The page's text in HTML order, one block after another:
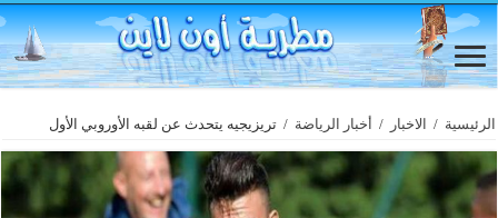
الرئيسية / الاخبار / أخبار الرياضة / تريزيجيه يتحدث عن لقبه الأوروبي الأول